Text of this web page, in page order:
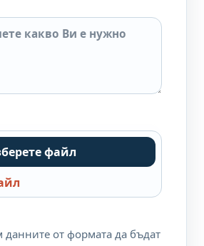
файл
данните от формата да бъдат